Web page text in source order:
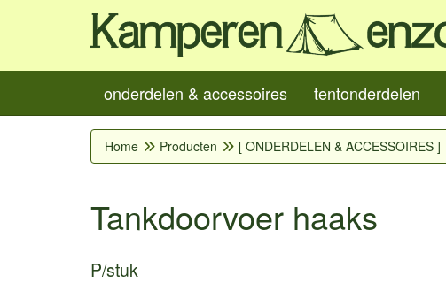
onderdelen & accessoires tentonderdelen
Home Producten [ ONDERDELEN & ACCESSOIRES ]
Tankdoorvoer haaks
P/stuk